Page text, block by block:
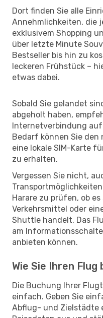
Dort finden Sie alle
Annehmlichkeiten, die
exklusivem Shopping
über letzte Minute
Bestseller bis hin zu
leckeren Frühstück –
etwas dabei.
Sobald Sie gelandet
abgeholt haben,
Internetverbindung auf
Bedarf können Sie den
eine lokale SIM-Karte
zu erhalten.
Vergessen Sie nicht,
Harare zu prüfen, ob
Verkehrsmittel oder
Shuttle handelt. Das
am
anbieten können.
Wie Sie Ihren
Die Buchung Ihrer
einfach. Geben Sie
Abflug- und Zielstädte